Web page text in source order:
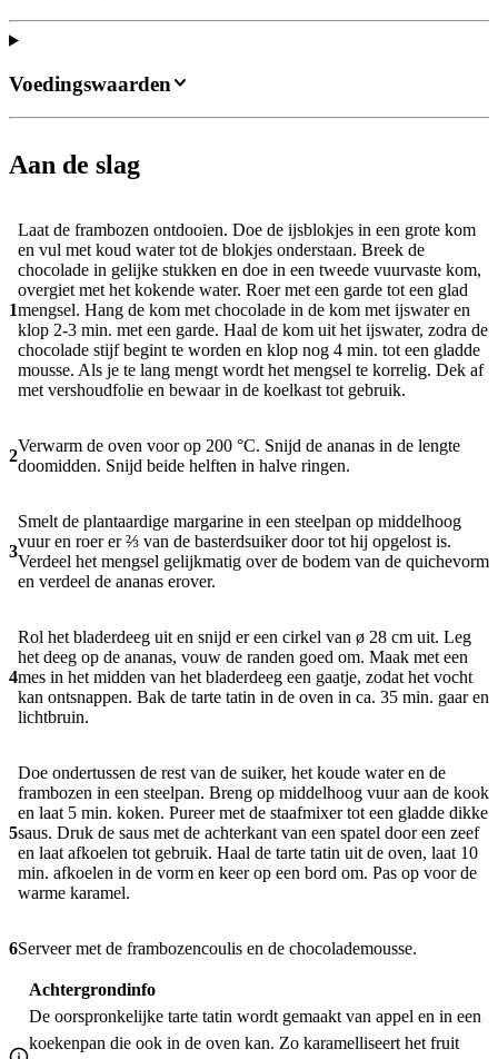
Aan de slag
1
Laat de frambozen ontdooien. Doe de ijsblokjes in een grote kom
en vul met koud water tot de blokjes onderstaan. Breek de
chocolade in gelijke stukken en doe in een tweede vuurvaste kom,
overgiet met het kokende water. Roer met een garde tot een glad
mengsel. Hang de kom met chocolade in de kom met ijswater en
klop 2-3 min. met een garde. Haal de kom uit het ijswater, zodra de
chocolade stijf begint te worden en klop nog 4 min. tot een gladde
mousse. Als je te lang mengt wordt het mengsel te korrelig. Dek af
met vershoudfolie en bewaar in de koelkast tot gebruik.
2
Verwarm de oven voor op 200 °C. Snijd de ananas in de lengte
doomidden. Snijd beide helften in halve ringen.
3
Smelt de plantaardige margarine in een steelpan op middelhoog
vuur en roer er ⅔ van de basterdsuiker door tot hij opgelost is.
Verdeel het mengsel gelijkmatig over de bodem van de quichevorm
en verdeel de ananas erover.
4
Rol het bladerdeeg uit en snijd er een cirkel van ø 28 cm uit. Leg
het deeg op de ananas, vouw de randen goed om. Maak met een
mes in het midden van het bladerdeeg een gaatje, zodat het vocht
kan ontsnappen. Bak de tarte tatin in de oven in ca. 35 min. gaar en
lichtbruin.
5
Doe ondertussen de rest van de suiker, het koude water en de
frambozen in een steelpan. Breng op middelhoog vuur aan de kook
en laat 5 min. koken. Pureer met de staafmixer tot een gladde dikke
saus. Druk de saus met de achterkant van een spatel door een zeef
en laat afkoelen tot gebruik. Haal de tarte tatin uit de oven, laat 10
min. afkoelen in de vorm en keer op een bord om. Pas op voor de
warme karamel.
6Serveer met de frambozencoulis en de chocolademousse.
Achtergrondinfo
De oorspronkelijke tarte tatin wordt gemaakt van appel en in een
koekenpan die ook in de oven kan. Zo karamelliseert het fruit
Voedingswaarden